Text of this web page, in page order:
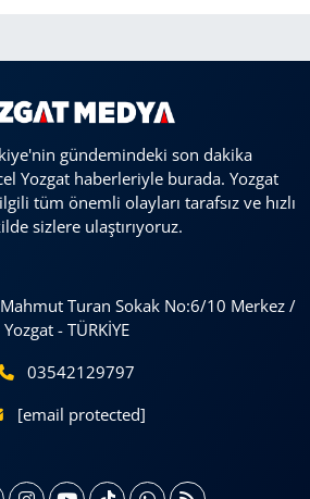
gündemindeki son dakika
Yozgat haberleriyle burada. Yozgat
tüm önemli olayları tarafsız ve hızlı
sizlere ulaştırıyoruz.
Turan Sokak No:6/10 Merkez /
Yozgat - TÜRKİYE
03542129797
[email protected]